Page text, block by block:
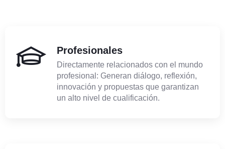
Profesionales
Directamente relacionados con el mundo
profesional: Generan diálogo, reflexión,
innovación y propuestas que garantizan
un alto nivel de cualificación.